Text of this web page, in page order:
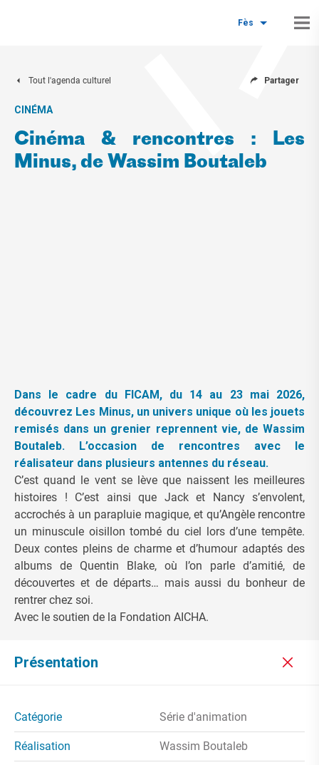
Fès
Tout l'agenda culturel Partager
CINÉMA
Cinéma & rencontres : Les
Minus, de Wassim Boutaleb
Dans le cadre du FICAM, du 14 au 23 mai 2026,
découvrez Les Minus, un univers unique où les jouets
remisés dans un grenier reprennent vie, de Wassim
Boutaleb. L’occasion de rencontres avec le
réalisateur dans plusieurs antennes du réseau.
C’est quand le vent se lève que naissent les meilleures
histoires ! C’est ainsi que Jack et Nancy s’envolent,
accrochés à un parapluie magique, et qu’Angèle rencontre
un minuscule oisillon tombé du ciel lors d’une tempête.
Deux contes pleins de charme et d’humour adaptés des
albums de Quentin Blake, où l’on parle d’amitié, de
découvertes et de départs… mais aussi du bonheur de
rentrer chez soi.
Avec le soutien de la Fondation AICHA.
Présentation
Catégorie Série d'animation
Réalisation Wassim Boutaleb